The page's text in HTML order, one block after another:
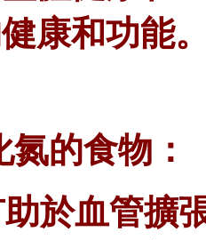
康和功能
的食物：
於血管擴